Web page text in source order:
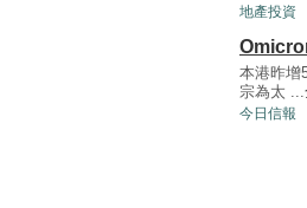
地產投資
本港昨增
宗為太 ...
今日信報